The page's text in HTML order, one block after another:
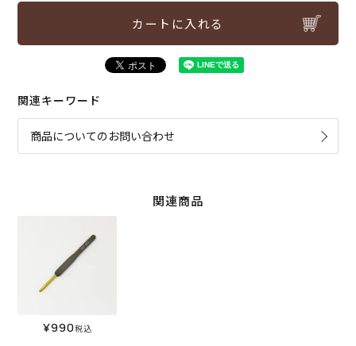
カートに入れる
関連キーワード
商品についてのお問い合わせ
関連商品
¥990税込